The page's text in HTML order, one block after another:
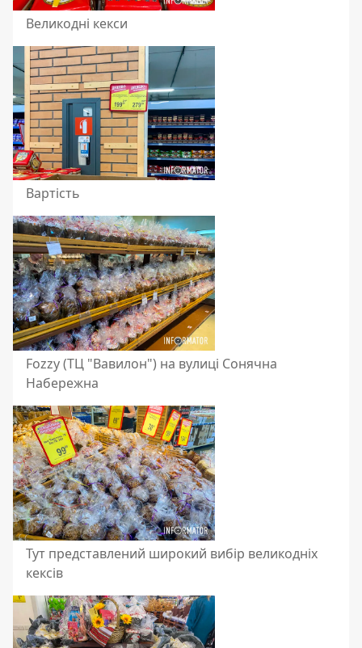
Великодні кекси
Вартість
Fоzzy (ТЦ "Вавилон") на вулиці Сонячна
Набережна
Тут представлений широкий вибір великодніх
кексів